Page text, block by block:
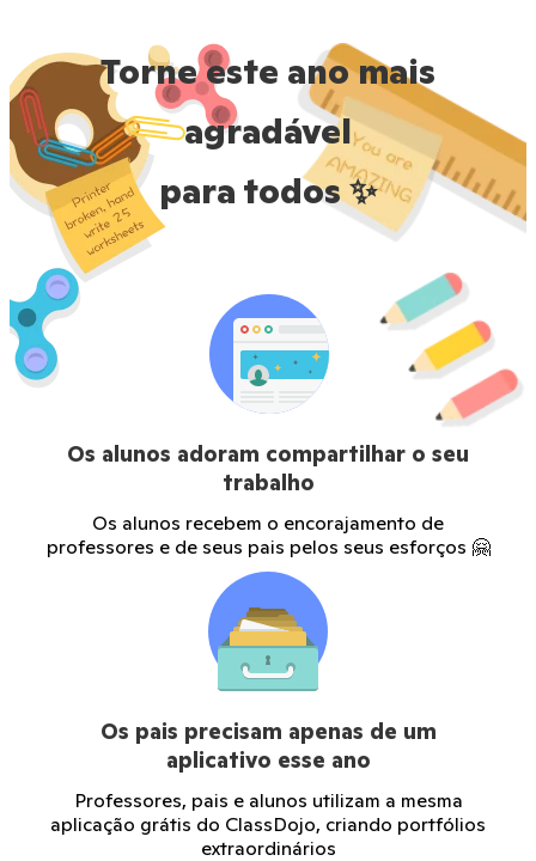
Torne este ano mais
agradável
para todos ✨
Os alunos adoram compartilhar o seu
trabalho
Os alunos recebem o encorajamento de
professores e de seus pais pelos seus esforços 🤗
Os pais precisam apenas de um
aplicativo esse ano
Professores, pais e alunos utilizam a mesma
aplicação grátis do ClassDojo, criando portfólios
extraordinários